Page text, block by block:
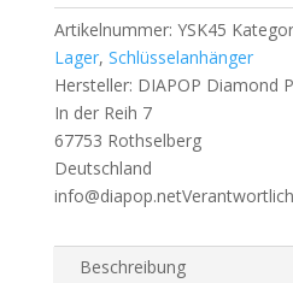
-
4
Stück
-
beidseitig
paintbar
Menge
Artikelnummer: YSK45
Lager, Schlüsselanhänger
Hersteller: DIAPOP Diamond
In der Reih 7
67753 Rothselberg
Deutschland
info@diapop.net
Beschreibung